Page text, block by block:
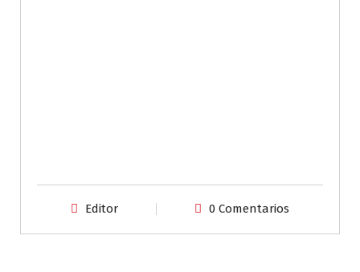
Editor 0 Comentarios